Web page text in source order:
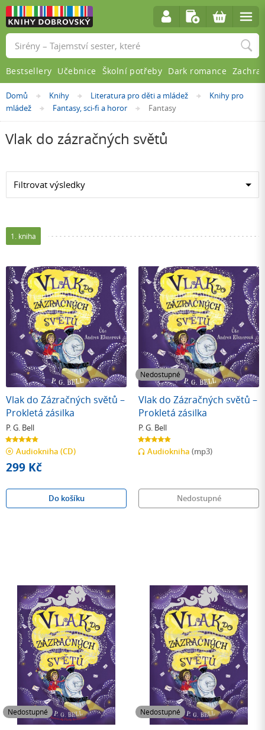
Nacházíte
se
zde:
Domů »Knihy »Literatura pro děti a mládež »Knihy pro
mládež
»Fantasy, sci-fi a horor »Fantasy
Vlak do zázračných světů
Filtrovat výsledky
1. kniha
Vlak do Zázračných světů –
Prokletá zásilka
P. G. Bell
4.8
z
5
hvězdiček
Audiokniha (CD)
299 Kč
Do košíku
Nedostupné
Vlak do Zázračných světů –
Prokletá zásilka
P. G. Bell
4.8
z
5
hvězdiček
Audiokniha (mp3)
Nedostupné
Nedostupné Nedostupné
Vyhledávání
Bestsellery Učebnice Školní potřeby Dark romance